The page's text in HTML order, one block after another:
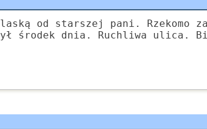
55467
55467 10 Lipca, 2026 23:38
55493 10 Lipca, 2026 19:59
laską od starszej pani. Rzekomo
środek dnia. Ruchliwa ulica.